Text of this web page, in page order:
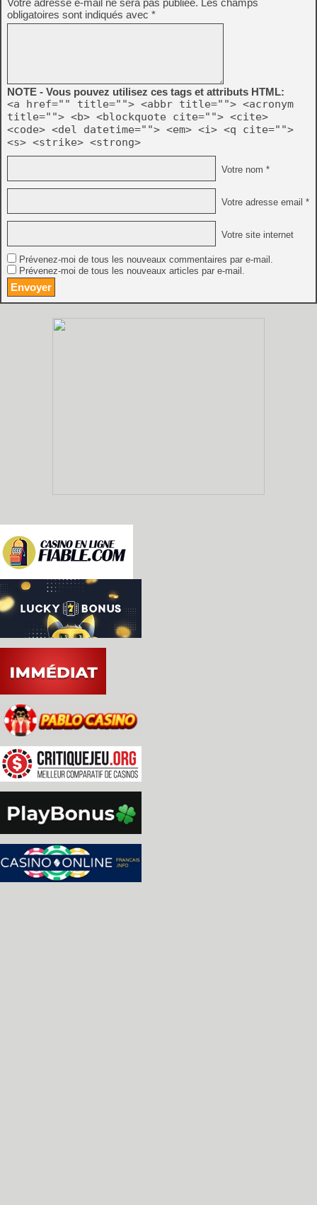
Votre adresse e-mail ne sera pas publiée. Les champs
obligatoires sont indiqués avec *
NOTE - Vous pouvez utilisez ces tags et attributs HTML:
<a href="" title=""> <abbr title=""> <acronym
title=""> <b> <blockquote cite=""> <cite>
<code> <del datetime=""> <em> <i> <q cite="">
<s> <strike> <strong>
Votre nom *
Votre adresse email *
Votre site internet
Prévenez-moi de tous les nouveaux commentaires par e-mail.
Prévenez-moi de tous les nouveaux articles par e-mail.